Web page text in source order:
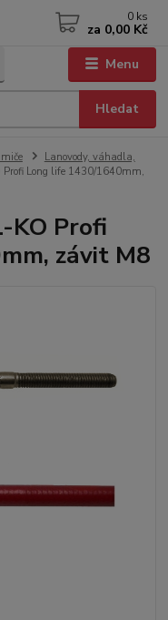
Menu
Hledat
0 ks
za 0,00 Kč
Lanovody, váhadla,
Profi Long life 1430/1640mm,
KO Profi
závit M8